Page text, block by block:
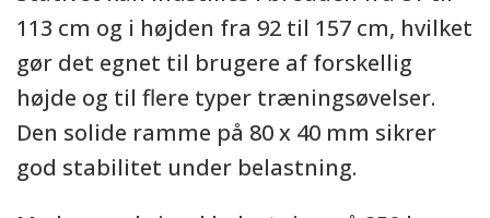
113 cm og i højden fra 92 til 157 cm, hvilket
gør det egnet til brugere af forskellig
højde og til flere typer træningsøvelser.
Den solide ramme på 80 x 40 mm sikrer
god stabilitet under belastning.